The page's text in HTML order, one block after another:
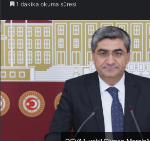
1 dakika okuma süresi